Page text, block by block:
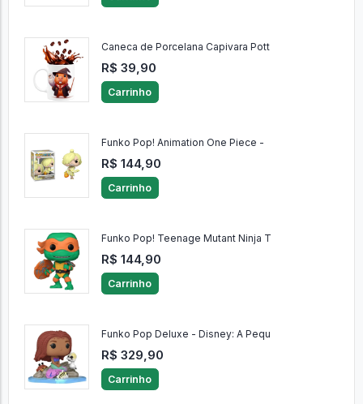
Caneca de Porcelana Capivara Pott
R$ 39,90
Carrinho
Funko Pop! Animation One Piece -
R$ 144,90
Carrinho
Funko Pop! Teenage Mutant Ninja T
R$ 144,90
Carrinho
Funko Pop Deluxe - Disney: A Pequ
R$ 329,90
Carrinho